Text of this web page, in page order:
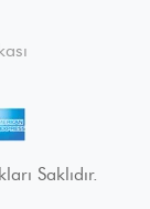
Saklıdır.